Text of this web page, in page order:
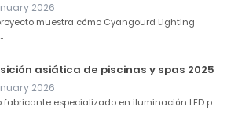
2026
muestra cómo Cyangourd Lighting
asiática de piscinas y spas 2025
2026
fabricante especializado en iluminación LED p...